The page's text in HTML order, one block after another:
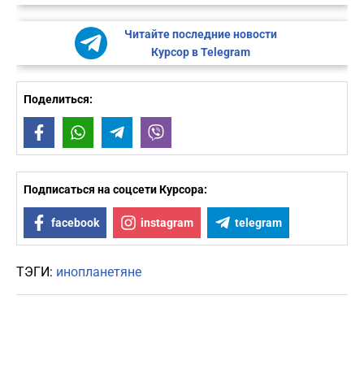
Читайте последние новости
Курсор в Telegram
Поделиться:
FacebookWhatsAppTelegram
Подписаться на соцсети Курсора:
facebook instagram telegram
ТЭГИ: инопланетяне